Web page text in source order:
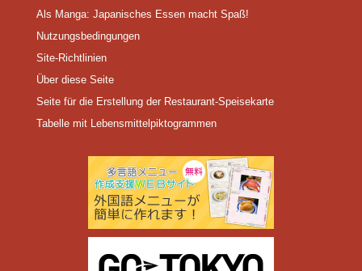
Als Manga: Japanisches Essen macht Spaß!
Nutzungsbedingungen
Site-Richtlinien
Über diese Seite
Seite für die Erstellung der Restaurant-Speisekarte
Tabelle mit Lebensmittelpiktogrammen